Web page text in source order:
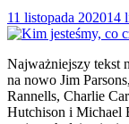
11 listopada 202014
Najważniejszy tekst
na nowo Jim
Rannells, Charlie
Hutchison i Michael